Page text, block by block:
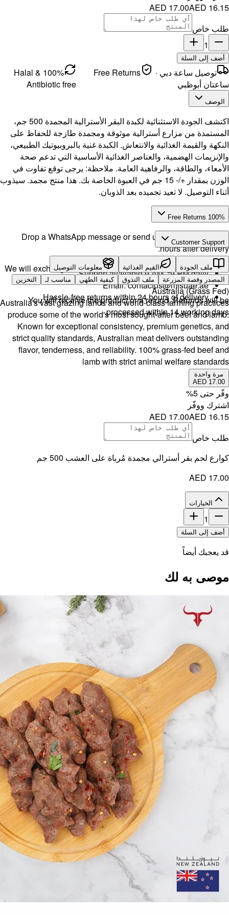
100% Halal &
اكتشف الجودة الاستثنائية لكبدة البقر الأسترالية المجمدة 500 جم،
على
الطبيعي،
صحة
تفاوت في
منتج مجمد. سيذوب
Drop
We will
You
التخزين
Australia's
produce
Known
strict
flavor,